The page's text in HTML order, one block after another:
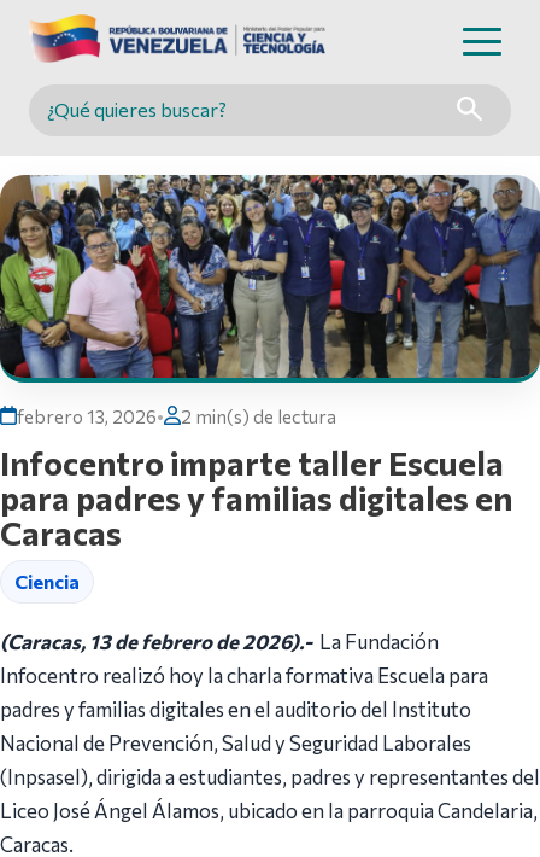
Buscar en MINCYT
febrero 13, 2026• 2 min(s) de lectura
Infocentro imparte taller Escuela
para padres y familias digitales en
Caracas
Ciencia
(Caracas, 13 de febrero de 2026).-La Fundación
Infocentro realizó hoy la charla formativa Escuela para
padres y familias digitales en el auditorio del Instituto
Nacional de Prevención, Salud y Seguridad Laborales
(Inpsasel), dirigida a estudiantes, padres y representantes del
Liceo José Ángel Álamos, ubicado en la parroquia Candelaria,
Caracas.